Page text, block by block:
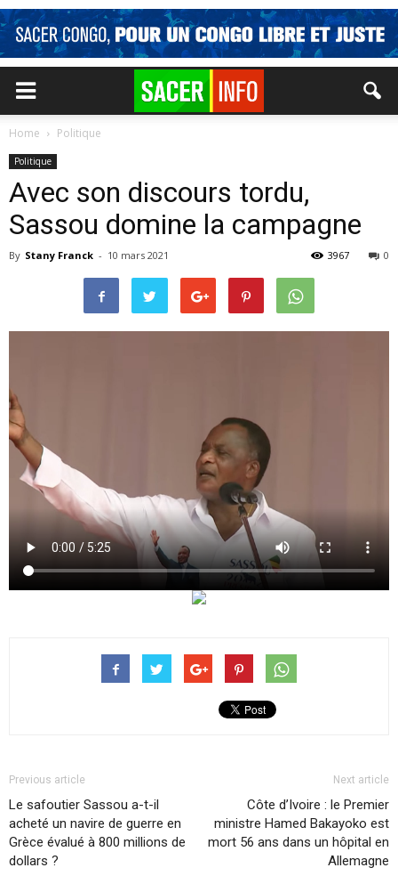
Home Politique
Politique
Avec son discours tordu,
Sassou domine la campagne
By Stany Franck - 10 mars 2021 0
3967
Previous article
Le safoutier Sassou a-t-il
acheté un navire de guerre en
Grèce évalué à 800 millions de
dollars ?
Next article
Côte d’Ivoire : le Premier
ministre Hamed Bakayoko est
mort 56 ans dans un hôpital en
Allemagne